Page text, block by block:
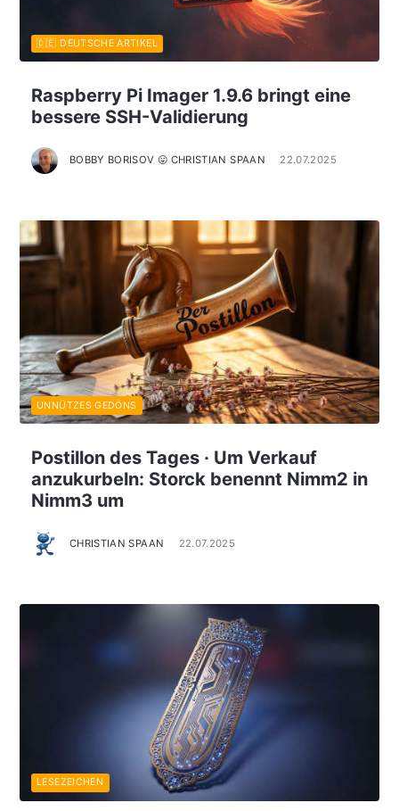
Raspberry Pi Imager 1.9.6 bringt eine
bessere SSH-Validierung
BOBBY BORISOV 😛 CHRISTIAN SPAAN 22.07.2025
🇩🇪 DEUTSCHE ARTIKEL
Postillon des Tages · Um Verkauf
anzukurbeln: Storck benennt Nimm2 in
Nimm3 um
CHRISTIAN SPAAN 22.07.2025
UNNÜTZES GEDÖNS
LESEZEICHEN